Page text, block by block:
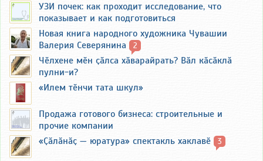
УЗИ почек: как проходит исследование, что
показывает и как подготовиться
Новая книга народного художника Чувашии
Валерия Северянина
2
Чӗлхене мӗн ҫӑлса хӑварайрать? Вӑл кӑсӑклӑ
пулни-и?
«Илем тӗнчи тата шкул»
Продажа готового бизнеса: строительные и
прочие компании
«Ҫӑлӑнӑҫ — юратура» спектакль хаклавӗ
3